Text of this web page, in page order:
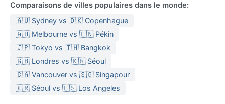
Comparaisons de villes populaires dans le monde:
🇦🇺 Sydney vs 🇩🇰 Copenhague
🇦🇺 Melbourne vs 🇨🇳 Pékin
🇯🇵 Tokyo vs 🇹🇭 Bangkok
🇬🇧 Londres vs 🇰🇷 Séoul
🇨🇦 Vancouver vs 🇸🇬 Singapour
🇰🇷 Séoul vs 🇺🇸 Los Angeles